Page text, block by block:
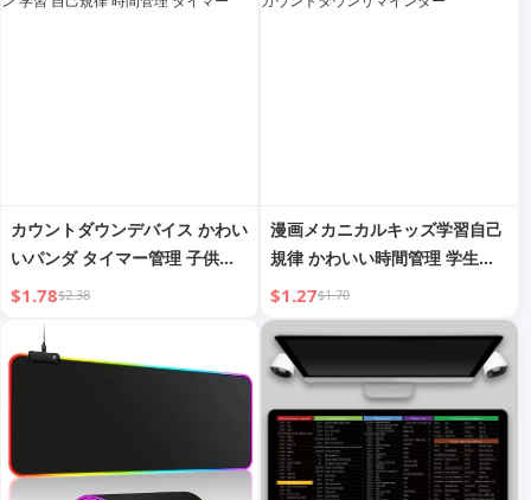
カウントダウンデバイス かわい
いパンダ タイマー管理 子供用
機械式キッチン 学習 自己規律
$1.78$2.38
漫画メカニカルキッズ学習自己
規律 かわいい時間管理 学生宿
題用 キッチンカウントダウンリ
マインダー
$1.27$1.70